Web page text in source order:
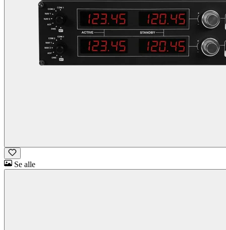
Se alle